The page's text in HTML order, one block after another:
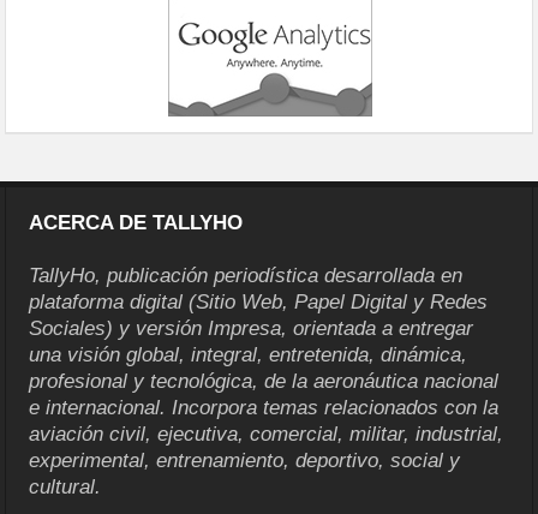
ACERCA DE TALLYHO
TallyHo, publicación periodística desarrollada en
plataforma digital (Sitio Web, Papel Digital y Redes
Sociales) y versión Impresa, orientada a entregar
una visión global, integral, entretenida, dinámica,
profesional y tecnológica, de la aeronáutica nacional
e internacional. Incorpora temas relacionados con la
aviación civil, ejecutiva, comercial, militar, industrial,
experimental, entrenamiento, deportivo, social y
cultural.